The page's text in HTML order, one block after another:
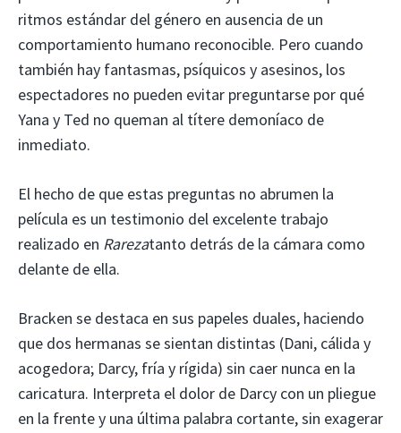
ritmos estándar del género en ausencia de un
comportamiento humano reconocible. Pero cuando
también hay fantasmas, psíquicos y asesinos, los
espectadores no pueden evitar preguntarse por qué
Yana y Ted no queman al títere demoníaco de
inmediato.
El hecho de que estas preguntas no abrumen la
película es un testimonio del excelente trabajo
realizado en Rarezatanto detrás de la cámara como
delante de ella.
Bracken se destaca en sus papeles duales, haciendo
que dos hermanas se sientan distintas (Dani, cálida y
acogedora; Darcy, fría y rígida) sin caer nunca en la
caricatura. Interpreta el dolor de Darcy con un pliegue
en la frente y una última palabra cortante, sin exagerar